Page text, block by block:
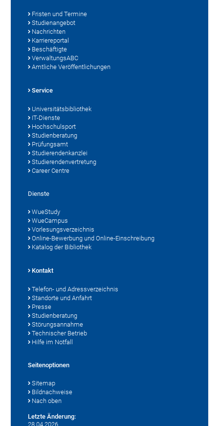
Fristen und Termine
Studienangebot
Nachrichten
Karriereportal
Beschäftigte
VerwaltungsABC
Amtliche Veröffentlichungen
Service
Universitätsbibliothek
IT-Dienste
Hochschulsport
Studienberatung
Prüfungsamt
Studierendenkanzlei
Studierendenvertretung
Career Centre
Dienste
WueStudy
WueCampus
Vorlesungsverzeichnis
Online-Bewerbung und Online-Einschreibung
Katalog der Bibliothek
Kontakt
Telefon- und Adressverzeichnis
Standorte und Anfahrt
Presse
Studienberatung
Störungsannahme
Technischer Betrieb
Hilfe im Notfall
Seitenoptionen
Sitemap
Bildnachweise
Nach oben
Letzte Änderung:
28.04.2026